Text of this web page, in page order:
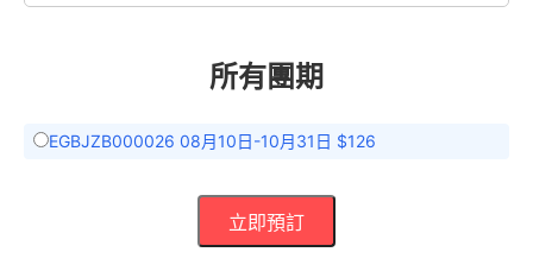
所有團期
EGBJZB000026 08月10日-10月31日 $126
立即預訂